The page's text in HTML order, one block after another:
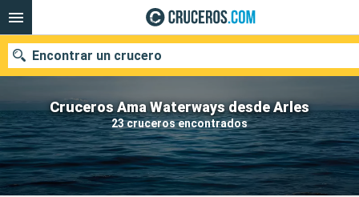
Cruceros Ama Waterways desde Arles
23 cruceros encontrados
Encontrar un crucero
Nuestros destinos
Fecha de salida